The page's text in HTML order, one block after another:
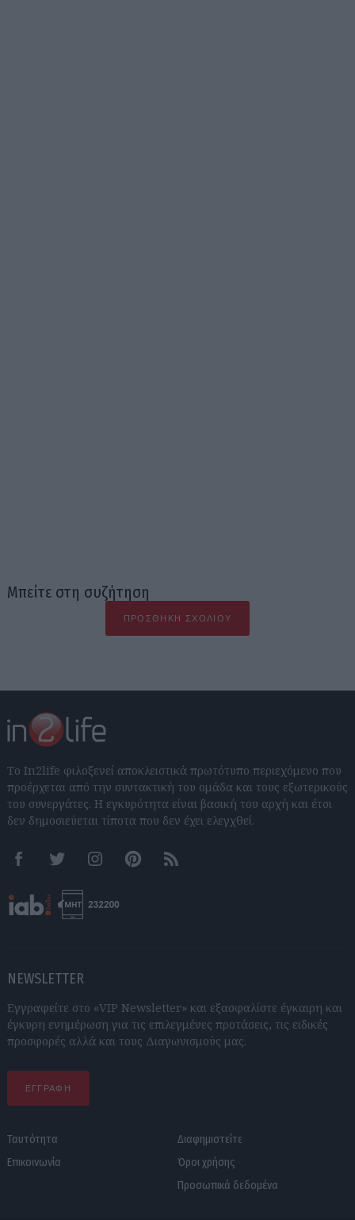
Μπείτε στη συζήτηση
ΠΡΟΣΘΉΚΗ ΣΧΟΛΊΟΥ
Το In2life φιλοξενεί αποκλειστικά πρωτότυπο περιεχόμενο που
προέρχεται από την συντακτική του ομάδα και τους εξωτερικούς
του συνεργάτες. Η εγκυρότητα είναι βασική του αρχή και έτσι
δεν δημοσιεύεται τίποτα που δεν έχει ελεγχθεί.
FacebookTwitter InstagramPinterestRSS feeds
NEWSLETTER
Εγγραφείτε στο «VIP Newsletter» και εξασφαλίστε έγκαιρη και
έγκυρη ενημέρωση για τις επιλεγμένες προτάσεις, τις ειδικές
προσφορές αλλά και τους Διαγωνισμούς μας.
ΕΓΓΡΑΦΗ
Ταυτότητα
Επικοινωνία
Διαφημιστείτε
Όροι χρήσης
Προσωπικά δεδομένα